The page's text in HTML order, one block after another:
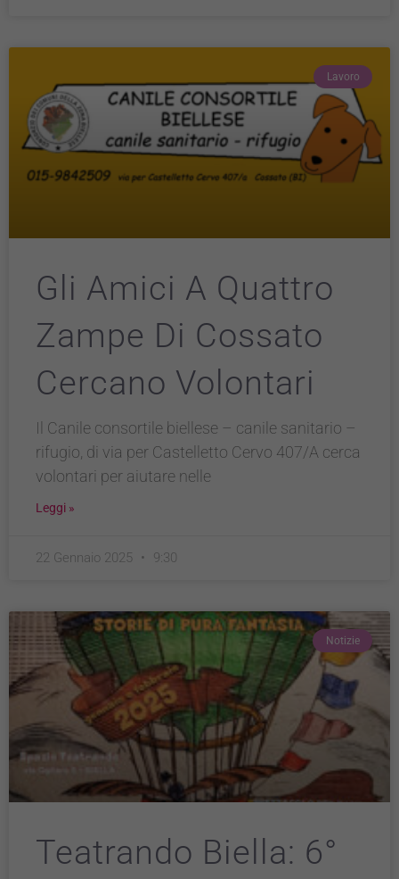
Lavoro
Gli Amici A Quattro
Zampe Di Cossato
Cercano Volontari
Il Canile consortile biellese – canile sanitario –
rifugio, di via per Castelletto Cervo 407/A cerca
volontari per aiutare nelle
Leggi »
22 Gennaio 2025 9:30
Notizie
Teatrando Biella: 6°
Tecnici
Questi cookie
per il
funzionamento